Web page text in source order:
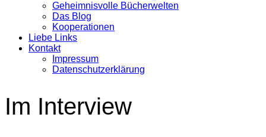
Geheimnisvolle Bücherwelten
Das Blog
Kooperationen
Liebe Links
Kontakt
Impressum
Datenschutzerklärung
Im Interview